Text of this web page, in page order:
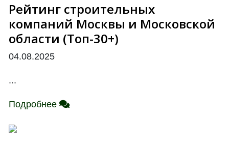
Рейтинг строительных
компаний Москвы и Московской
области (Топ-30+)
04.08.2025
...
Подробнее